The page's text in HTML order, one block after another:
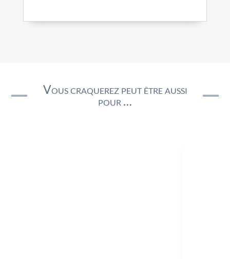
Vous craquerez peut être aussi
pour …